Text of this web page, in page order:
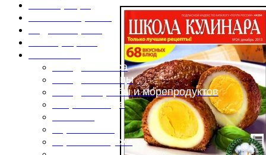
Блюда из мяса
Блюда из птицы
Блюда из рыбы и морепродуктов
Вторые блюда
Горячие закуски